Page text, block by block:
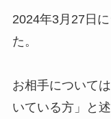
2024年3月27日
た。
お相手について
いている方」と